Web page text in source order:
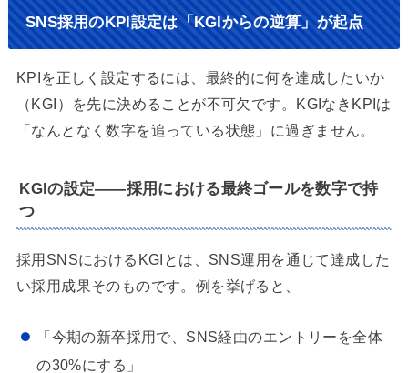
SNS採用のKPI設定は「KGIからの逆算」が起点
KPIを正しく設定するには、最終的に何を達成したいか
（KGI）を先に決めることが不可欠です。KGIなきKPIは
「なんとなく数字を追っている状態」に過ぎません。
KGIの設定——採用における最終ゴールを数字で持
つ
採用SNSにおけるKGIとは、SNS運用を通じて達成した
い採用成果そのものです。例を挙げると、
「今期の新卒採用で、SNS経由のエントリーを全体
の30%にする」